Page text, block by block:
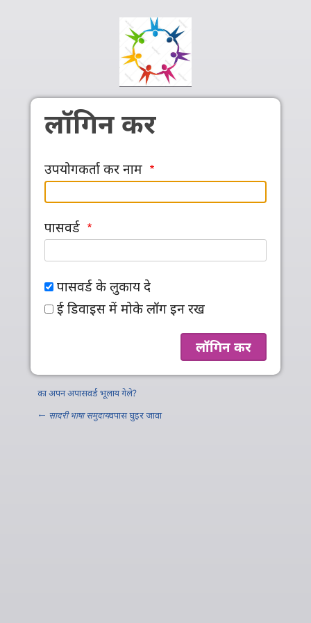
लॉगिन कर
उपयोगकर्ता कर नाम
पासवर्ड
पासवर्ड के लुकाय दे
ई डिवाइस में मोके लॉग इन रख
का अपन अपासवर्ड भूलाय गेले?
← सादरी भाषा समुदायवपास घुइर जावा